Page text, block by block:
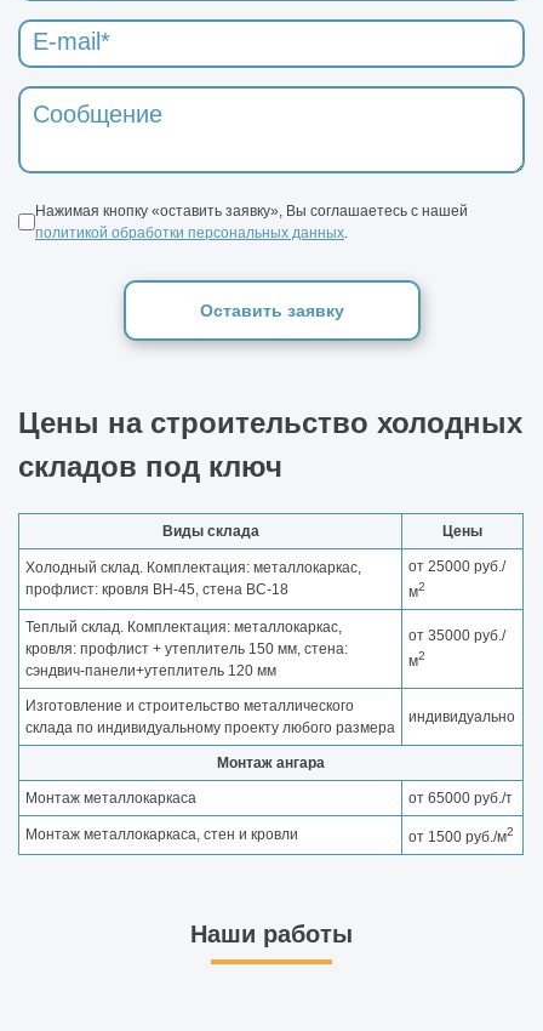
Нажимая кнопку «оставить заявку», Вы соглашаетесь с нашей
политикой обработки персональных данных
Оставить заявку
Цены на строительство холодных
складов под ключ
Виды склада Цены
Холодный склад. Комплектация: металлокаркас,
профлист: кровля ВН-45, стена ВС-18
от 25000 руб./
м2
Теплый склад. Комплектация: металлокаркас,
кровля: профлист + утеплитель 150 мм, стена:
сэндвич-панели+утеплитель 120 мм
от 35000 руб./
м2
Изготовление и строительство металлического
склада по индивидуальному проекту любого размера
индивидуально
Монтаж ангара
Монтаж металлокаркаса от 65000 руб./т
Монтаж металлокаркаса, стен и кровли от 1500 руб./м2
Наши работы